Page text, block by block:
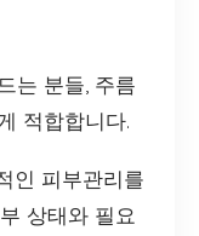
는 분들, 주름
적합합니다.
인 피부관리를
상태와 필요